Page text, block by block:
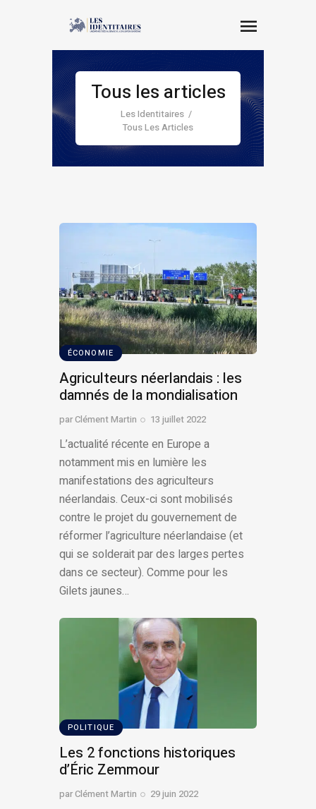
Tous les articles
Les Identitaires
Tous Les Articles
ÉCONOMIE
Agriculteurs néerlandais : les
damnés de la mondialisation
parClément Martin 13 juillet 2022
L’actualité récente en Europe a
notamment mis en lumière les
manifestations des agriculteurs
néerlandais. Ceux-ci sont mobilisés
contre le projet du gouvernement de
réformer l’agriculture néerlandaise (et
qui se solderait par des larges pertes
dans ce secteur). Comme pour les
Gilets jaunes…
POLITIQUE
Les 2 fonctions historiques
d’Éric Zemmour
parClément Martin 29 juin 2022